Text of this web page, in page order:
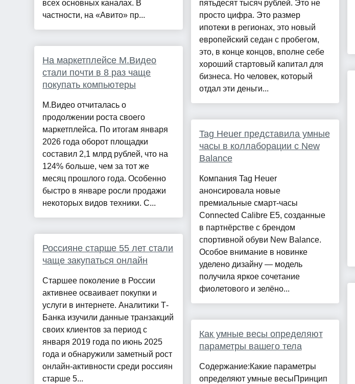
всех основных каналах. В
частности, на «Авито» пр...
На маркетплейсе М.Видео
стали почти в 8 раз чаще
покупать компьютеры
М.Видео отчиталась о
продолжении роста своего
маркетплейса. По итогам января
2026 года оборот площадки
составил 2,1 млрд рублей, что на
124% больше, чем за тот же
месяц прошлого года. Особенно
быстро в январе росли продажи
некоторых видов техники. С...
Россияне старше 55 лет стали
чаще закупаться онлайн
Старшее поколение в России
активнее осваивает покупки и
услуги в интернете. Аналитики Т-
Банка изучили данные транзакций
своих клиентов за период с
января 2019 года по июнь 2025
года и обнаружили заметный рост
онлайн-активности среди россиян
старше 5...
пятьдесят тысяч рублей. Это не
просто цифра. Это размер
ипотеки в регионах, это новый
европейский седан с пробегом,
это, в конце концов, вполне себе
хороший стартовый капитал для
бизнеса. Но человек, который
отдал эти деньги...
Tag Heuer представила умные
часы в коллаборации с New
Balance
Компания Tag Heuer
анонсировала новые
премиальные смарт-часы
Connected Calibre E5, созданные
в партнёрстве с брендом
спортивной обуви New Balance.
Особое внимание в новинке
уделено дизайну — модель
получила яркое сочетание
фиолетового и зелёно...
Как умные весы определяют
параметры вашего тела
Содержание:Какие параметры
определяют умные весыПринцип